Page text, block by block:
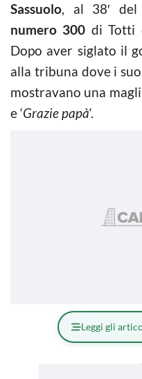
Sassuolo, al 38′ del
numero 300 di Totti
Dopo aver siglato il
alla tribuna dove i
mostravano una
e ‘Grazie papà‘.
Leggi gli